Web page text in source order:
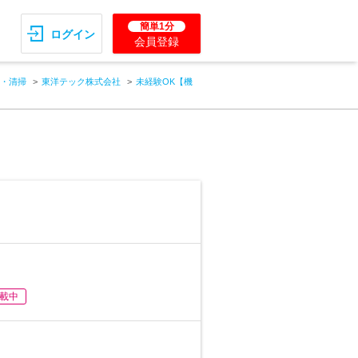
ログイン
簡単1分
会員登録
清掃 東洋テック株式会社 未経験OK【機
中